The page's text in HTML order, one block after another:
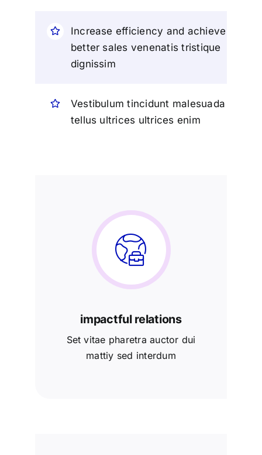
Increase efficiency and achieve
better sales venenatis tristique
dignissim
Vestibulum tincidunt malesuada
tellus ultrices ultrices enim
impactful relations
Set vitae pharetra auctor dui
mattiy sed interdum